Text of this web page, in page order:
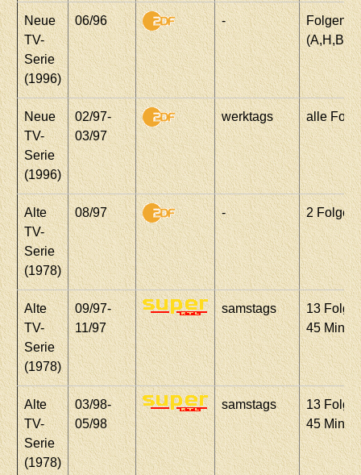
Neue
TV-
Serie
(1996)
06/96 -
Folgen
Neue
TV-
Serie
(1996)
02/97-
03/97
werktags alle
Alte
TV-
Serie
(1978)
08/97 - 2 Folgen
Alte
TV-
Serie
(1978)
09/97-
11/97
samstags
13
45
Alte
TV-
Serie
(1978)
03/98-
05/98
samstags
13
45